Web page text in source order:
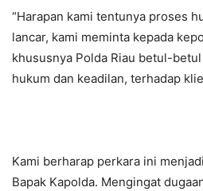
“Harapan kami tentunya proses
lancar, kami meminta kepada
khususnya Polda Riau betul-
hukum dan keadilan, terhadap
Kami berharap perkara ini
Bapak Kapolda. Mengingat